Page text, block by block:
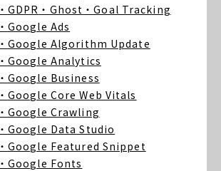
・GDPR ・Ghost ・Goal Tracking
・Google Ads
・Google Algorithm Update
・Google Analytics
・Google Business
・Google Core Web Vitals
・Google Crawling
・Google Data Studio
・Google Featured Snippet
・Google Fonts